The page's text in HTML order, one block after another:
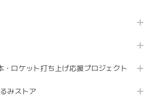
・ロケット打ち上げ応援プロジェクト
みストア